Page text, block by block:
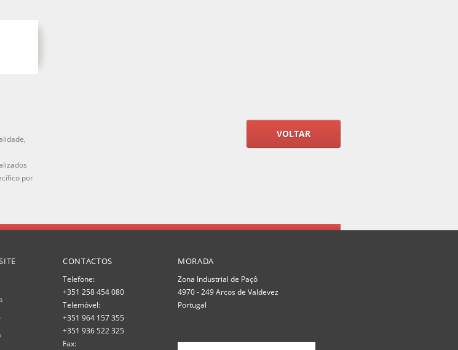
por
VOLTAR
CONTACTOS
Telefone:
+351 258 454 080
Telemóvel:
+351 964 157 355
+351 936 522 325
Fax:
MORADA
Zona Industrial de Paçô
4970 - 249 Arcos de Valdevez
Portugal